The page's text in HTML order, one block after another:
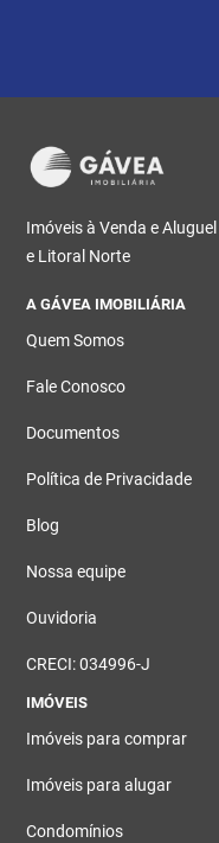
Imóveis à Venda e
e Litoral Norte
A GÁVEA IMOBILIÁRIA
Quem Somos
Fale Conosco
Documentos
Política de Privacidade
Blog
Nossa equipe
Ouvidoria
CRECI: 034996-J
IMÓVEIS
Imóveis para comprar
Imóveis para alugar
Condomínios